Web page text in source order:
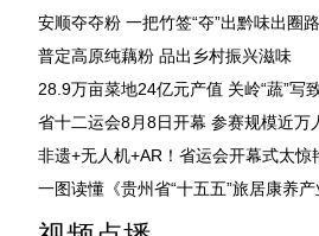
安顺夺夺粉 一把竹签“夺”出黔味出圈路
普定高原纯藕粉 品出乡村振兴滋味
28.9万亩菜地24亿元产值 关岭“蔬”写
非遗+无人机+AR！省运会开幕式太惊